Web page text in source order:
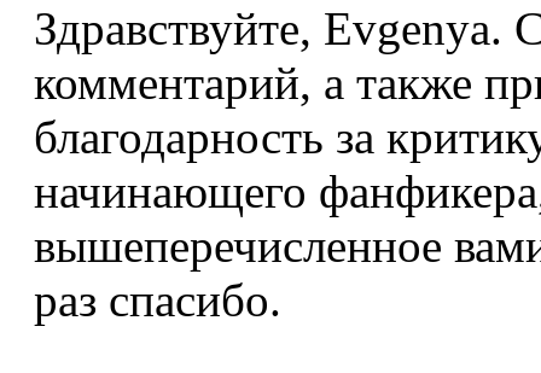
Здравствуйте, Evgenya.
комментарий, а также
благодарность за
начинающего
вышеперечисленное
раз спасибо.